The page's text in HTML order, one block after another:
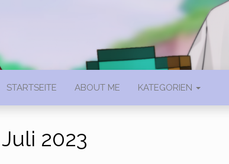
STARTSEITE ABOUT ME KATEGORIEN
Juli 2023